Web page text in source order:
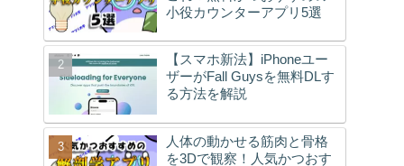
小役カウンターアプリ5選
【スマホ新法】iPhoneユー
ザーがFall Guysを無料DLす
る方法を解説
人体の動かせる筋肉と骨格
を3Dで観察！人気かつおす